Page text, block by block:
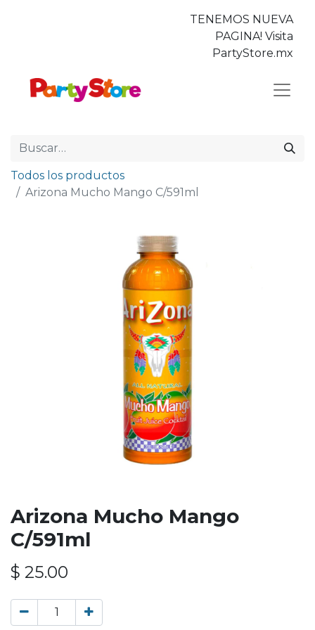
TENEMOS NUEVA
PAGINA! Visita
PartyStore.mx
Todos los productos
Arizona Mucho Mango C/591ml
Arizona Mucho Mango
C/591ml
$ 25.00